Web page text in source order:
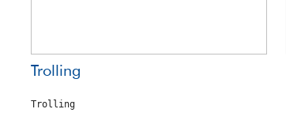
Trolling
Trolling